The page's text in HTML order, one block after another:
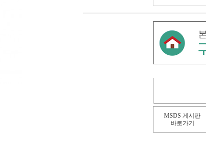
MSDS 게시판
바로가기